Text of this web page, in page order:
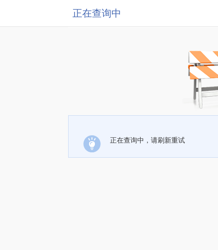
正在查询中
正在查询中，请刷新重试